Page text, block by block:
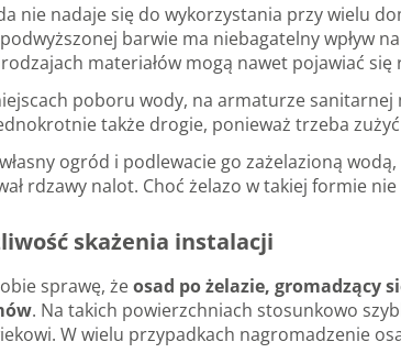
nie nadaje się do wykorzystania przy wielu
barwie ma niebagatelny wpływ
materiałów mogą nawet pojawiać się
poboru wody, na armaturze sanitarnej
także drogie, ponieważ trzeba
ogród i podlewacie go zażelazioną
rdzawy nalot. Choć żelazo w takiej formie
skażenia instalacji
sprawę, żeosad po żelazie, gromadzący
. Na takich powierzchniach stosunkowo
W wielu przypadkach nagromadzenie